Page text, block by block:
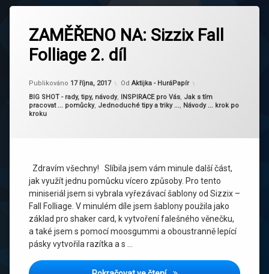
ZAMĚŘENO NA: Sizzix Fall
Folliage 2. díl
Publikováno 17 října, 2017 Od Aktijka - HuráPapír
Kategorie:
BIG SHOT - rady, tipy, návody, INSPIRACE pro Vás, Jak s tím
pracovat ... pomůcky, Jednoduché tipy a triky ..., Návody ... krok po
kroku
Zdravím všechny! Slíbila jsem vám minule další část,
jak využít jednu pomůcku vícero způsoby. Pro tento
miniseriál jsem si vybrala vyřezávací šablony od Sizzix –
Fall Folliage. V minulém díle jsem šablony použila jako
základ pro shaker card, k vytvoření falešného věnečku,
a také jsem s pomocí moosgummi a oboustranně lepící
pásky vytvořila razítka a s …